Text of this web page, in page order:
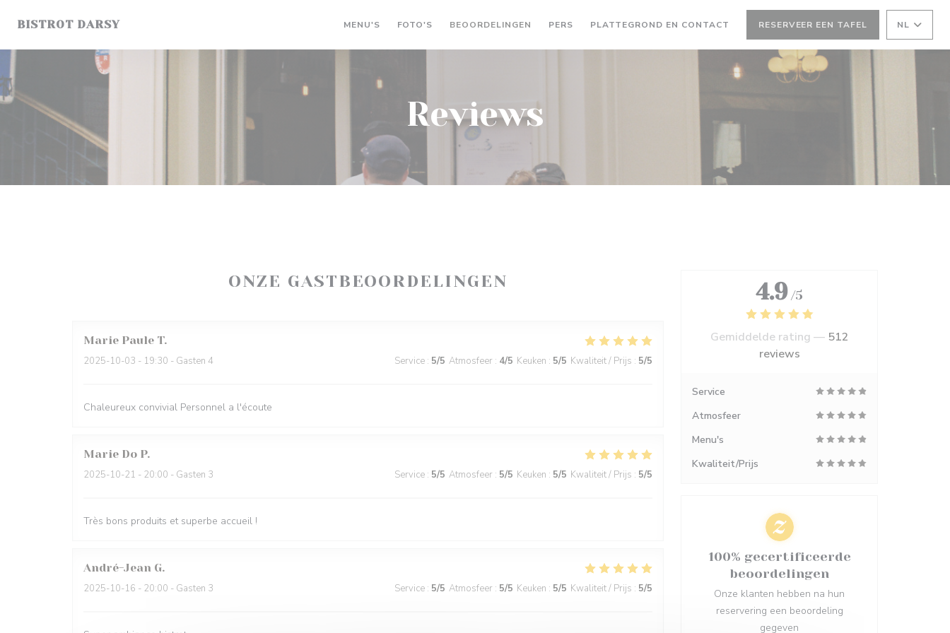
BISTROT DARSY MENU'S FOTO'S BEOORDELINGEN PERS PLATTEGROND EN CONTACT RESERVEER EEN TAFEL NL
Reviews
ONZE GASTBEOORDELINGEN
Marie Paule T
2025-10-03 - 19:30 - Gasten 4 Service : 5/5 Atmosfeer : 4/5 Keuken : 5/5 Kwaliteit / Prijs : 5/5
Chaleureux convivial Personnel a l'écoute
Marie Do P
2025-10-21 - 20:00 - Gasten 3 Service : 5/5 Atmosfeer : 5/5 Keuken : 5/5 Kwaliteit / Prijs : 5/5
Très bons produits et superbe accueil !
André-Jean G
2025-10-16 - 20:00 - Gasten 3 Service : 5/5 Atmosfeer : 5/5 Keuken : 5/5 Kwaliteit / Prijs : 5/5
4.9 /5
Gemiddelde rating — 512
reviews
Service
Atmosfeer
Menu's
Kwaliteit/Prijs
100% gecertificeerde
beoordelingen
Onze klanten hebben na hun
reservering een beoordeling
gegeven